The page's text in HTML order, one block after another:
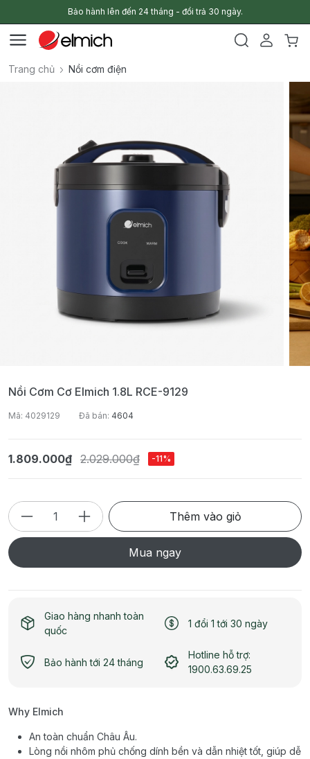
Bảo hành lên đến 24 tháng - đổi trả 30 ngày.
Trang chủ Nồi cơm điện
Nồi Cơm Cơ Elmich 1.8L RCE-9129
Mã: 4029129 Đã bán: 4604
1.809.000₫ 2.029.000₫ -11%
Thêm vào giỏ
Mua ngay
Giao hàng nhanh toàn
quốc
1 đổi 1 tới 30 ngày
Bảo hành tới 24 tháng
Hotline hỗ trợ:
1900.63.69.25
Why Elmich
An toàn chuẩn Châu Âu.
Lòng nồi nhôm phủ chống dính bền và dẫn nhiệt tốt, giúp dễ